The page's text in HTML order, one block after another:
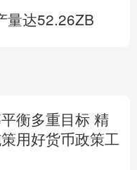
量达52.26ZB
衡多重目标 精
用好货币政策工